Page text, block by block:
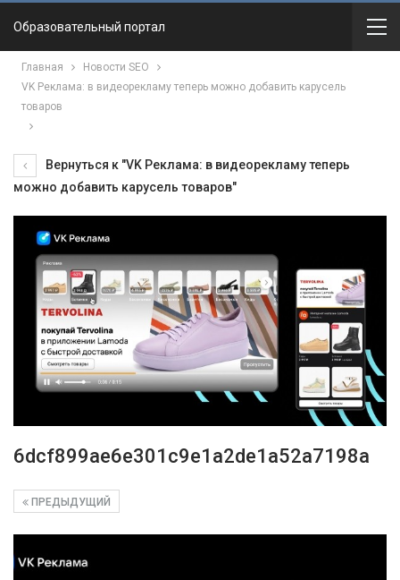
Образовательный портал
Главная
Новости SEO
VK Реклама: в видеорекламу теперь можно добавить карусель
товаров
Вернуться к "VK Реклама: в видеорекламу теперь
можно добавить карусель товаров"
6dcf899ae6e301c9e1a2de1a52a7198a
ПРЕДЫДУЩИЙ